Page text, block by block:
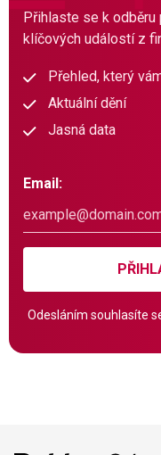
Přihlaste se k odběru
klíčových událostí z
Přehled, který
Aktuální dění
Jasná data
Email:
Odesláním souhlasíte